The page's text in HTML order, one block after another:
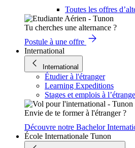
Toutes les offres
Tu cherches une alternance ?
Postule à une offre
International
International
Étudier à l'étranger
Learning Expeditions
Stages et emplois à
Envie de te former à l'étranger ?
Découvre notre Bachelor
École Internationale Tunon